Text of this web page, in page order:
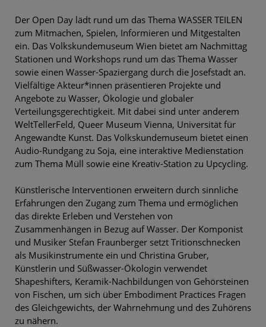
Der Open Day lädt rund um das Thema WASSER TEILEN
zum Mitmachen, Spielen, Informieren und Mitgestalten
ein. Das Volkskundemuseum Wien bietet am Nachmittag
Stationen und Workshops rund um das Thema Wasser
sowie einen Wasser-Spaziergang durch die Josefstadt an.
Vielfältige Akteur*innen präsentieren Projekte und
Angebote zu Wasser, Ökologie und globaler
Verteilungsgerechtigkeit. Mit dabei sind unter anderem
WeltTellerFeld, Queer Museum Vienna, Universität für
Angewandte Kunst. Das Volkskundemuseum bietet einen
Audio-Rundgang zu Soja, eine interaktive Medienstation
zum Thema Müll sowie eine Kreativ-Station zu Upcycling.
Künstlerische Interventionen erweitern durch sinnliche
Erfahrungen den Zugang zum Thema und ermöglichen
das direkte Erleben und Verstehen von
Zusammenhängen in Bezug auf Wasser. Der Komponist
und Musiker Stefan Fraunberger setzt Tritionschnecken
als Musikinstrumente ein und Christina Gruber,
Künstlerin und Süßwasser-Ökologin verwendet
Shapeshifters, Keramik-Nachbildungen von Gehörsteinen
von Fischen, um sich über Embodiment Practices Fragen
des Gleichgewichts, der Wahrnehmung und des Zuhörens
zu nähern.